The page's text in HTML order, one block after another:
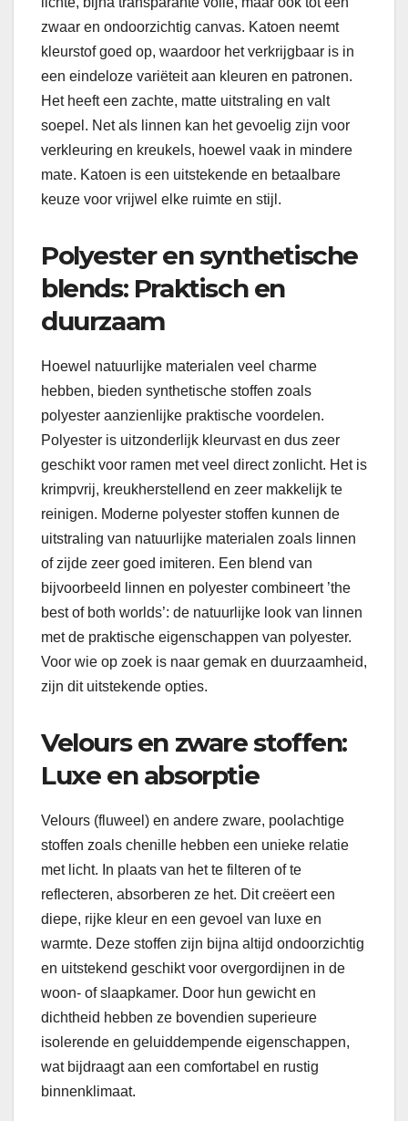
zwaar en ondoorzichtig canvas. Katoen neemt
kleurstof goed op, waardoor het verkrijgbaar is in
een eindeloze variëteit aan kleuren en patronen.
Het heeft een zachte, matte uitstraling en valt
soepel. Net als linnen kan het gevoelig zijn voor
verkleuring en kreukels, hoewel vaak in mindere
mate. Katoen is een uitstekende en betaalbare
keuze voor vrijwel elke ruimte en stijl.
Polyester en synthetische
blends: Praktisch en
duurzaam
Hoewel natuurlijke materialen veel charme
hebben, bieden synthetische stoffen zoals
polyester aanzienlijke praktische voordelen.
Polyester is uitzonderlijk kleurvast en dus zeer
geschikt voor ramen met veel direct zonlicht. Het is
krimpvrij, kreukherstellend en zeer makkelijk te
reinigen. Moderne polyester stoffen kunnen de
uitstraling van natuurlijke materialen zoals linnen
of zijde zeer goed imiteren. Een blend van
bijvoorbeeld linnen en polyester combineert ’the
best of both worlds’: de natuurlijke look van linnen
met de praktische eigenschappen van polyester.
Voor wie op zoek is naar gemak en duurzaamheid,
zijn dit uitstekende opties.
Velours en zware stoffen:
Luxe en absorptie
Velours (fluweel) en andere zware, poolachtige
stoffen zoals chenille hebben een unieke relatie
met licht. In plaats van het te filteren of te
reflecteren, absorberen ze het. Dit creëert een
diepe, rijke kleur en een gevoel van luxe en
warmte. Deze stoffen zijn bijna altijd ondoorzichtig
en uitstekend geschikt voor overgordijnen in de
woon- of slaapkamer. Door hun gewicht en
dichtheid hebben ze bovendien superieure
isolerende en geluiddempende eigenschappen,
wat bijdraagt aan een comfortabel en rustig
binnenklimaat.